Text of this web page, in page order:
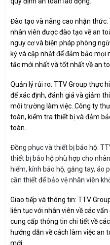
Đào tạo và nâng cao nhận
nhân viên được đào tạo về an
nguy cơ và biện pháp phòng
kỳ và cập nhật để đảm bảo mọi
tắc mới nhất và tốt nhất về an
Quản lý rủi ro: TTV Group thực
để xác định, đánh giá và giảm
môi trường làm việc. Công ty
toàn, kiểm tra thiết bị và đảm
toàn.
Đồng phục và thiết bị bảo hộ:
thiết bị bảo hộ phù hợp cho
hiểm, kính bảo hộ, găng tay, áo
cần thiết để bảo vệ nhân viên
Giao tiếp và thông tin: TTV
liên tục với nhân viên về các
cung cấp thông tin chi tiết về
hướng dẫn về cách làm việc an
mới.